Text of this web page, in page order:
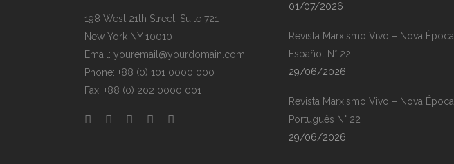
198 West 21th Street, Suite 721
New York NY 10010
Email: youremail@yourdomain.com
Phone: +88 (0) 101 0000 000
Fax: +88 (0) 202 0000 001
01/07/2026
Revista Marxismo Vivo – Nova Época
Español N° 22
29/06/2026
Revista Marxismo Vivo – Nova Época
Português N° 22
29/06/2026